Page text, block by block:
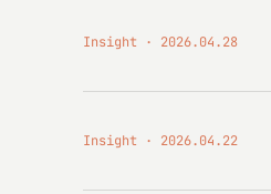
Insight 2026.04.28
Insight 2026.04.22